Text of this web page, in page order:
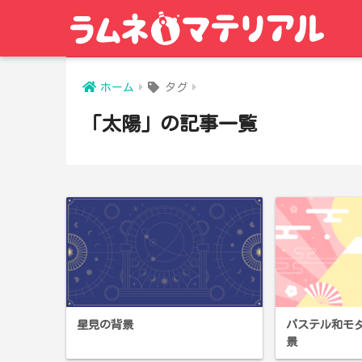
ホーム タグ
「太陽」の記事一覧
星見の背景
パステル和モ
景